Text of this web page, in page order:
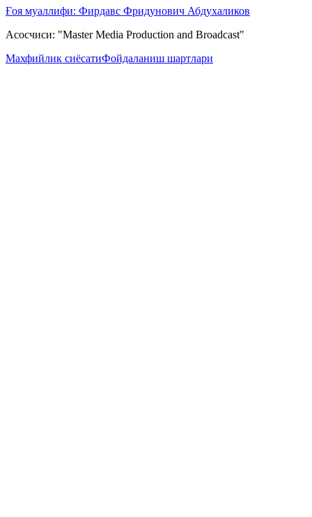
Ғоя муаллифи: Фирдавс Фридунович Абдухаликов
Асосчиси: "Master Media Production and Broadcast"
Махфийлик сиёсатиФойдаланиш шартлари